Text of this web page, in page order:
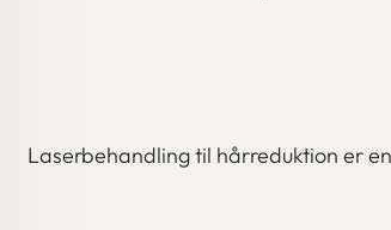
Laserbehandling til hårreduktion er